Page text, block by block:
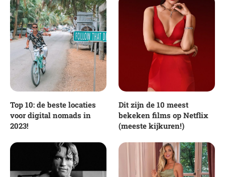
Top 10: de beste locaties
voor digital nomads in
2023!
Dit zijn de 10 meest
bekeken films op Netflix
(meeste kijkuren!)